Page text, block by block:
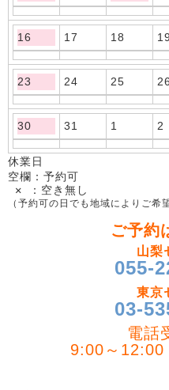
16 17 18 19
23 24 25 26
30 31 1 2
休業日
空欄：予約可
✕ ：空き無し
（予約可の日でも地域によりご希
ご予約
山梨
055-
東京
03-
電話
9:00～